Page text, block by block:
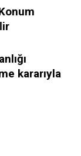
kararıyla